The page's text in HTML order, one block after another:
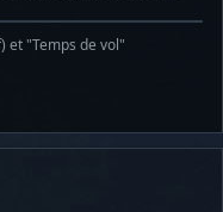
et "Temps de vol"